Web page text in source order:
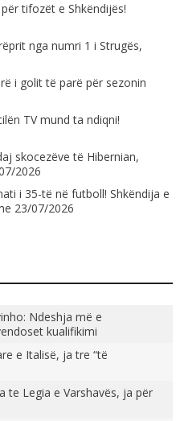
tifozët e Shkëndijës!
nga numri 1 i Strugës,
i golit të parë për sezonin
TV mund ta ndiqni!
skocezëve të Hibernian,
2026
i 35-të në futboll! Shkëndija e
23/07/2026
Ndeshja më e
kualifikimi
e Italisë, ja tre “të
te Legia e Varshavës, ja për